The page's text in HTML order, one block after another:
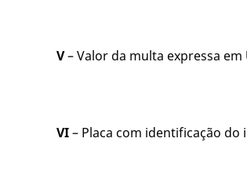
V– Valor da multa expressa em
VI– Placa com identificação